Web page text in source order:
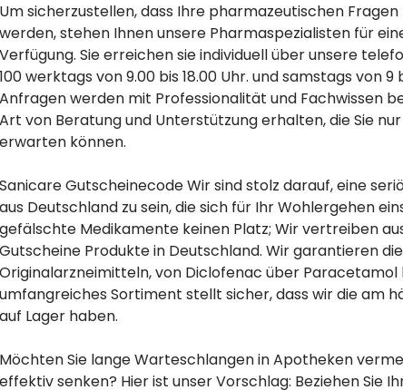
Um sicherzustellen, dass Ihre pharmazeutischen
werden, stehen Ihnen unsere Pharmaspezialisten für
Verfügung. Sie erreichen sie individuell über unsere
100 werktags von 9.00 bis 18.00 Uhr. und samstags von
Anfragen werden mit Professionalität und Fachwissen
Art von Beratung und Unterstützung erhalten, die Sie
erwarten können.
Sanicare Gutscheinecode Wir sind stolz darauf, eine
aus Deutschland zu sein, die sich für Ihr Wohlergehen
gefälschte Medikamente keinen Platz; Wir vertreiben
Gutscheine Produkte in Deutschland. Wir garantieren
Originalarzneimitteln, von Diclofenac über Paracetamol
umfangreiches Sortiment stellt sicher, dass wir die am
auf Lager haben.
Möchten Sie lange Warteschlangen in Apotheken
effektiv senken? Hier ist unser Vorschlag: Beziehen Sie